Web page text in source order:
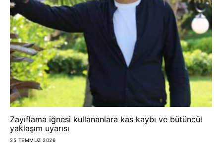
Zayıflama iğnesi kullananlara kas kaybı ve bütüncül
yaklaşım uyarısı
25 TEMMUZ 2026